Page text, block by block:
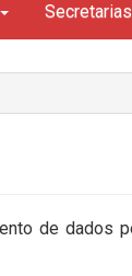
de dados